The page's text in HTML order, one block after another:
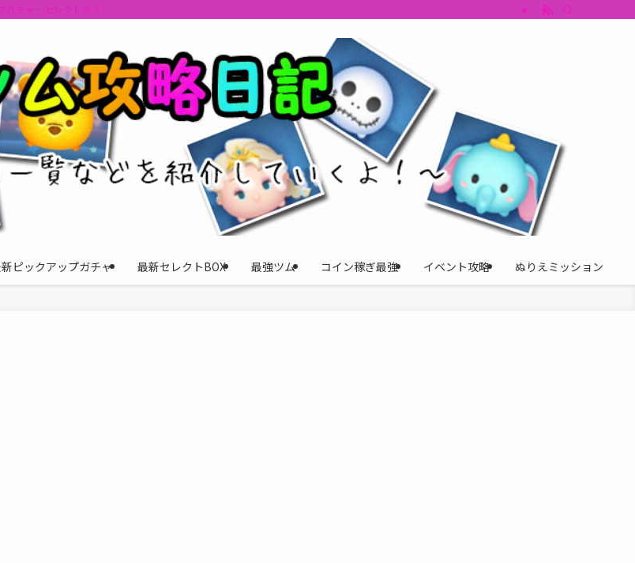
チャ・セレクトボックスの情報を最速で提供しビンゴのおすすめツム・キャラ評価も丁寧に解説。ツムツムイベント、ツムツム攻略、ツムツ
ピックアップガチャ 最新セレクトBOX 最強ツム コイン稼ぎ最強 イベント攻略 ぬりえミッション